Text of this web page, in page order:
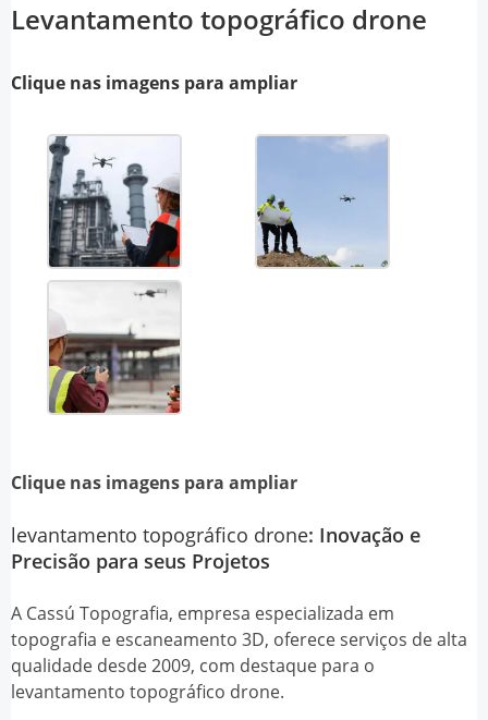
Levantamento topográfico drone
Clique nas imagens para ampliar
Clique nas imagens para ampliar
levantamento topográfico drone: Inovação e
Precisão para seus Projetos
A Cassú Topografia, empresa especializada em
topografia e escaneamento 3D, oferece serviços de alta
qualidade desde 2009, com destaque para o
levantamento topográfico drone.